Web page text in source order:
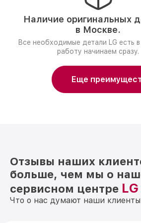
Наличие оригинальных
в Москве.
Все необходимые детали LG есть
работу начинаем сразу.
Еще
Отзывы наших
больше, чем мы о
сервисном центре
Что о нас думают наши